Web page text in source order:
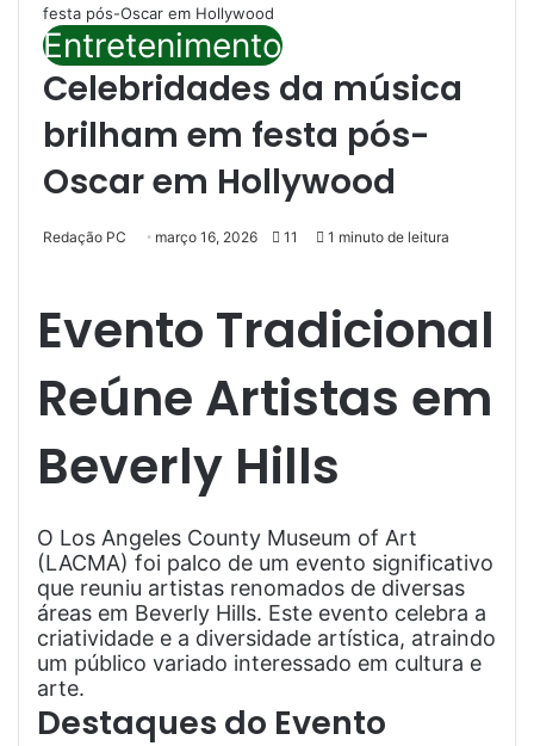
festa pós-Oscar em Hollywood
Entretenimento
Celebridades da música
brilham em festa pós-
Oscar em Hollywood
Redação PC março 16, 2026 11 1 minuto de leitura
Evento Tradicional
Reúne Artistas em
Beverly Hills
O Los Angeles County Museum of Art
(LACMA) foi palco de um evento significativo
que reuniu artistas renomados de diversas
áreas em Beverly Hills. Este evento celebra a
criatividade e a diversidade artística, atraindo
um público variado interessado em cultura e
arte.
Destaques do Evento